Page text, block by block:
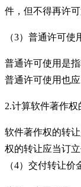
件，但不得再许
（3）普通许可使
普通许可使用是
普通许可使用也
2.计算软件著作权
软件著作权的转
权的转让应当订
（4）交付转让价